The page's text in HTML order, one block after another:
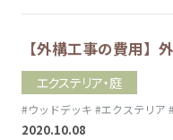
【外構工事の費用
エクステリア・庭
#ウッドデッキ #エクステリア
2020.10.08